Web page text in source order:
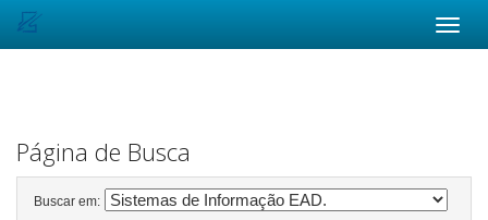
Página de Busca
Buscar em: